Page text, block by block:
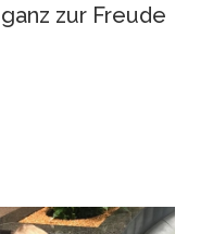
zur Freude